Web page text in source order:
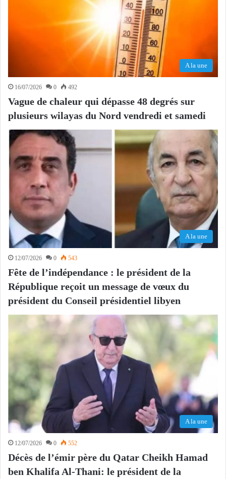
A la une
16/07/2026 0 492
Vague de chaleur qui dépasse 48 degrés sur
plusieurs wilayas du Nord vendredi et samedi
A la une
12/07/2026 0 543
Fête de l’indépendance : le président de la
République reçoit un message de vœux du
président du Conseil présidentiel libyen
A la une
12/07/2026 0 552
Décès de l’émir père du Qatar Cheikh Hamad
ben Khalifa Al-Thani: le président de la